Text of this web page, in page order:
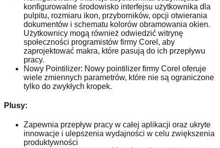
konfigurowalne środowisko interfejsu użytkownika dla
pulpitu, rozmiaru ikon, przyborników, opcji otwierania
dokumentów i schematu kolorów obramowania okien.
Użytkownicy mogą również odwiedzić witrynę
społeczności programistów firmy Corel, aby
zaprojektować makra, które pasują do ich przepływu
pracy.
Nowy Pointilizer: Nowy pointilizer firmy Corel oferuje
wiele zmiennych parametrów, które nie są ograniczone
tylko do zwykłych kropek.
Plusy:
Zapewnia przepływ pracy w całej aplikacji oraz ukryte
innowacje i ulepszenia wydajności w celu zwiększenia
produktywności